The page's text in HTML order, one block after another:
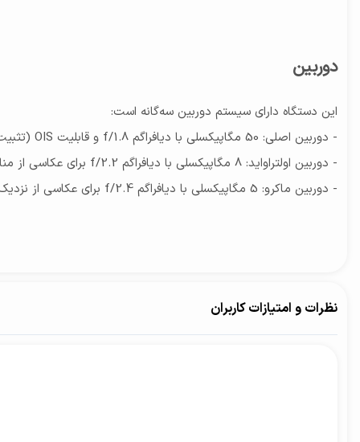
دوربین
این دستگاه دارای سیستم دوربین سه‌گانه است:
- دوربین اصلی: 50 مگاپیکسلی با دیافراگم f/1.8 و قابلیت OIS (تثبیت نوری تصویر) که تصاویر واضح و بدون لرزش را تضمین می‌کند.
- دوربین اولتراواید: 8 مگاپیکسلی با دیافراگم f/2.2 برای عکاسی از مناظر گسترده.
- دوربین ماکرو: 5 مگاپیکسلی با دیافراگم f/2.4 برای عکاسی از نزدیک و جزئیات دقیق.
باتری و شارژ
نظرات و امتیازات کاربران